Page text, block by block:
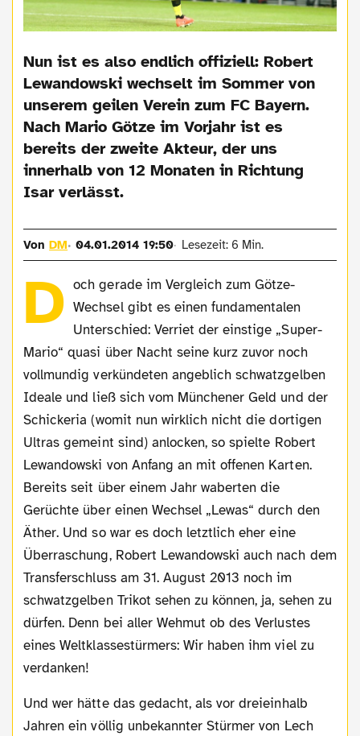
Nun ist es also endlich offiziell: Robert
Lewandowski wechselt im Sommer von
unserem geilen Verein zum FC Bayern.
Nach Mario Götze im Vorjahr ist es
bereits der zweite Akteur, der uns
innerhalb von 12 Monaten in Richtung
Isar verlässt.
VonDM 04.01.2014 19:50 Lesezeit: 6 Min.
D och gerade im Vergleich zum Götze-
Wechsel gibt es einen fundamentalen
Unterschied: Verriet der einstige „Super-
Mario“ quasi über Nacht seine kurz zuvor noch
vollmundig verkündeten angeblich schwatzgelben
Ideale und ließ sich vom Münchener Geld und der
Schickeria (womit nun wirklich nicht die dortigen
Ultras gemeint sind) anlocken, so spielte Robert
Lewandowski von Anfang an mit offenen Karten.
Bereits seit über einem Jahr waberten die
Gerüchte über einen Wechsel „Lewas“ durch den
Äther. Und so war es doch letztlich eher eine
Überraschung, Robert Lewandowski auch nach dem
Transferschluss am 31. August 2013 noch im
schwatzgelben Trikot sehen zu können, ja, sehen zu
dürfen. Denn bei aller Wehmut ob des Verlustes
eines Weltklassestürmers: Wir haben ihm viel zu
verdanken!
Und wer hätte das gedacht, als vor dreieinhalb
Jahren ein völlig unbekannter Stürmer von Lech